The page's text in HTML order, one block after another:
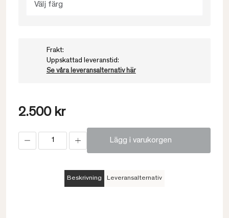
Välj färg
Frakt:
Uppskattad leveranstid:
Se våra leveransalternativ här
2.500 kr
Lägg i varukorgen
Beskrivning Leveransalternativ